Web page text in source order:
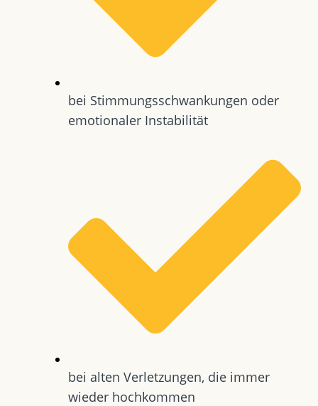
bei Stimmungsschwankungen oder
emotionaler Instabilität
bei alten Verletzungen, die immer
wieder hochkommen